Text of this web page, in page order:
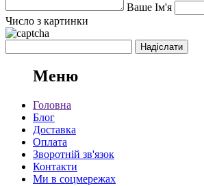
Ваше Ім'я
Число з картинки
Меню
Головна
Блог
Доставка
Оплата
Зворотній зв'язок
Контакти
Ми в соцмережах